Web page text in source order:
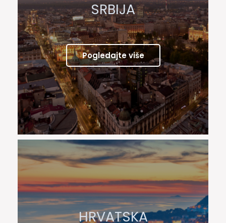
SRBIJA
Pogledajte više
HRVATSKA